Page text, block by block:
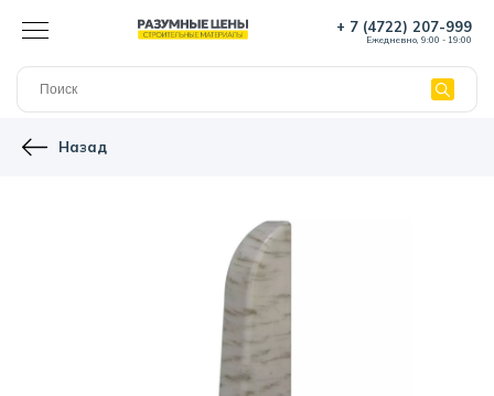
+ 7 (4722) 207-999
Ежедневно, 9:00 - 19:00
Назад